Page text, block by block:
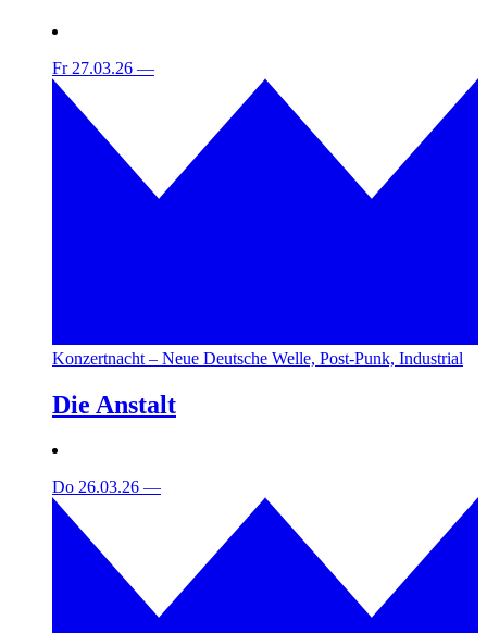
Fr 27.03.26 —
Konzertnacht – Neue Deutsche Welle, Post-Punk, Industrial
Die Anstalt
Do 26.03.26 —